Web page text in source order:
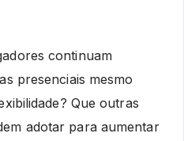
continuam
presenciais mesmo
Que outras
adotar para aumentar